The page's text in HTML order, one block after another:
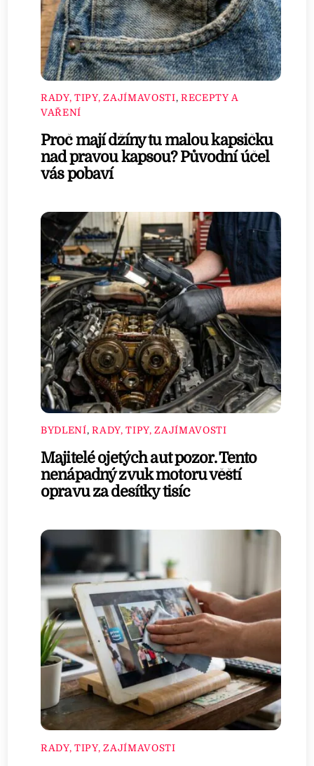
RADY, TIPY, ZAJÍMAVOSTI, RECEPTY A
VAŘENÍ
Proč mají džíny tu malou kapsičku
nad pravou kapsou? Původní účel
vás pobaví
BYDLENÍ,RADY, TIPY, ZAJÍMAVOSTI
Majitelé ojetých aut pozor. Tento
nenápadný zvuk motoru věští
opravu za desítky tisíc
RADY, TIPY, ZAJÍMAVOSTI